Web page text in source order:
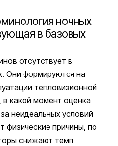
ночных
в базовых
отсутствует в
Они формируются на
тепловизионной
в какой момент оценка
неидеальных условий.
физические причины, по
снижают темп